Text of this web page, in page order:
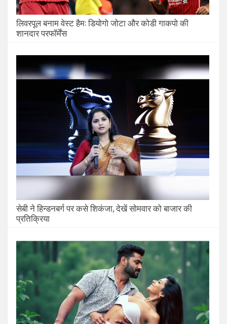
लिवरपूल बनाम वेस्ट हैम: डियोगो जोटा और कोडी गाकपो की
शानदार परफॉर्मेंस
सेबी ने हिन्डनबर्ग पर कसे शिकंजा, देखें सोमवार को बाजार की
प्रतिक्रिया